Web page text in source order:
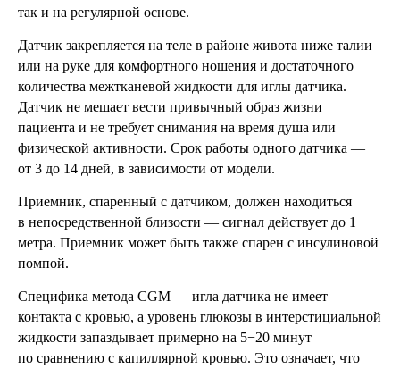
так и на регулярной основе.
Датчик закрепляется на теле в районе живота ниже талии
или на руке для комфортного ношения и достаточного
количества межтканевой жидкости для иглы датчика.
Датчик не мешает вести привычный образ жизни
пациента и не требует снимания на время душа или
физической активности. Срок работы одного датчика —
от 3 до 14 дней, в зависимости от модели.
Приемник, спаренный с датчиком, должен находиться
в непосредственной близости — сигнал действует до 1
метра. Приемник может быть также спарен с инсулиновой
помпой.
Специфика метода CGM — игла датчика не имеет
контакта с кровью, а уровень глюкозы в интерстициальной
жидкости запаздывает примерно на 5−20 минут
по сравнению с капиллярной кровью. Это означает, что